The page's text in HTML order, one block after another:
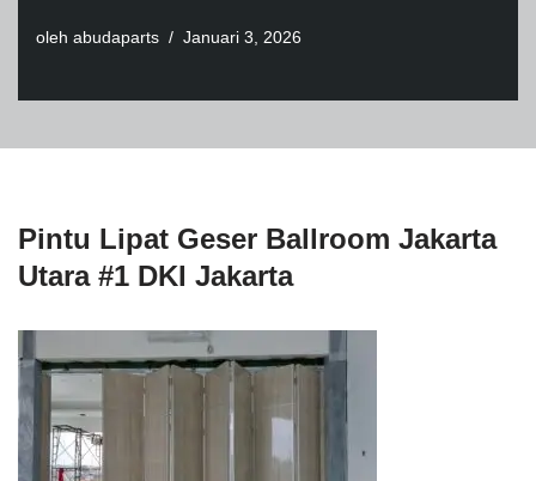
oleh abudaparts Januari 3, 2026
Pintu Lipat Geser Ballroom Jakarta
Utara #1 DKI Jakarta